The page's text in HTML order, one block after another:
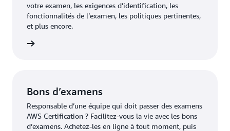
votre examen, les exigences d’identification, les
fonctionnalités de l’examen, les politiques pertinentes,
et plus encore.
Bons d’examens
Responsable d’une équipe qui doit passer des examens
AWS Certification ? Facilitez-vous la vie avec les bons
d’examens. Achetez-les en ligne à tout moment, puis